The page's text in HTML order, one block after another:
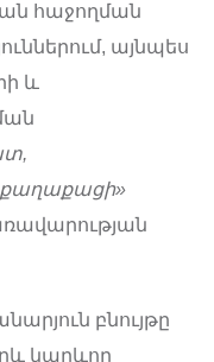
հաջողման
այնպես
և
»
բնույթը
կարևոր